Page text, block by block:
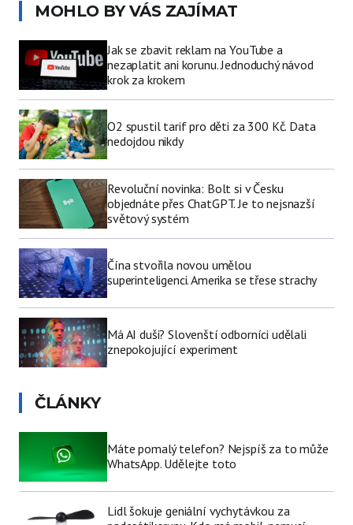
MOHLO BY VÁS ZAJÍMAT
Jak se zbavit reklam na YouTube a
nezaplatit ani korunu. Jednoduchý návod
krok za krokem
O2 spustil tarif pro děti za 300 Kč. Data
nedojdou nikdy
Revoluční novinka: Bolt si v Česku
objednáte přes ChatGPT. Je to nejsnazší
světový systém
Čína stvořila novou umělou
superinteligenci. Amerika se třese strachy
Má AI duši? Slovenští odborníci udělali
znepokojující experiment
ČLÁNKY
Máte pomalý telefon? Nejspíš za to může
WhatsApp. Udělejte toto
Lidl šokuje geniální vychytávkou za